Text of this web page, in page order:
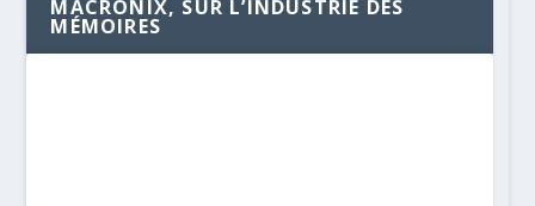
MACRONIX, SUR L’INDUSTRIE DES
MÉMOIRES